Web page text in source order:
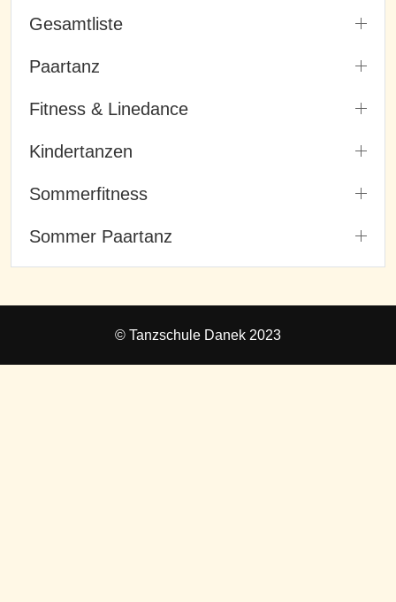
Gesamtliste
Paartanz
Fitness & Linedance
Kindertanzen
Sommerfitness
Sommer Paartanz
© Tanzschule Danek 2023